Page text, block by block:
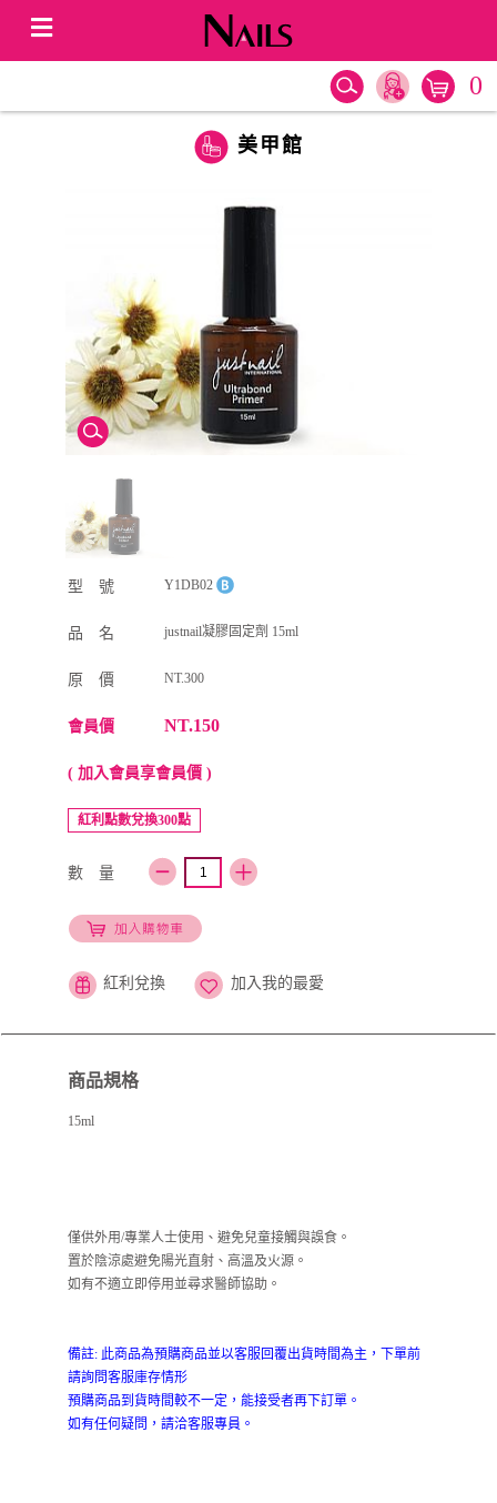
0
美甲館
型 號 Y1DB02
品 名 justnail凝膠固定劑 15ml
原 價 NT.300
會員價 NT.150
( 加入會員享會員價 )
紅利點數兌換300點
數 量
紅利兌換 加入我的最愛
商品規格
15ml
僅供外用/專業人士使用、避免兒童接觸與誤食。
置於陰涼處避免陽光直射、高溫及火源。
如有不適立即停用並尋求醫師協助。
備註: 此商品為預購商品並以客服回覆出貨時間為主，下單前
請詢問客服庫存情形
預購商品到貨時間較不一定，能接受者再下訂單。
如有任何疑問，請洽客服專員。